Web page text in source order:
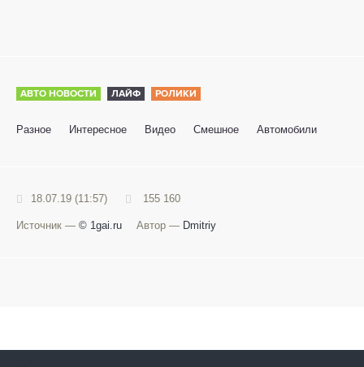
АВТО НОВОСТИ ЛАЙФ РОЛИКИ
Разное Интересное Видео Смешное Автомобили
18.07.19 (11:57) 155 160
Источник — © 1gai.ru Автор — Dmitriy